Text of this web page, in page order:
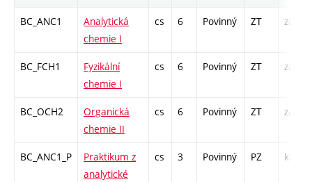
BC_ANC1
Analytická
chemie I
cs 6 Povinný ZT zá,zk
BC_FCH1
Fyzikální
chemie I
cs 6 Povinný ZT zá,zk
BC_OCH2
Organická
chemie II
cs 6 Povinný ZT zá,zk
BC_ANC1_P
Praktikum z
analytické
cs 3 Povinný PZ kl